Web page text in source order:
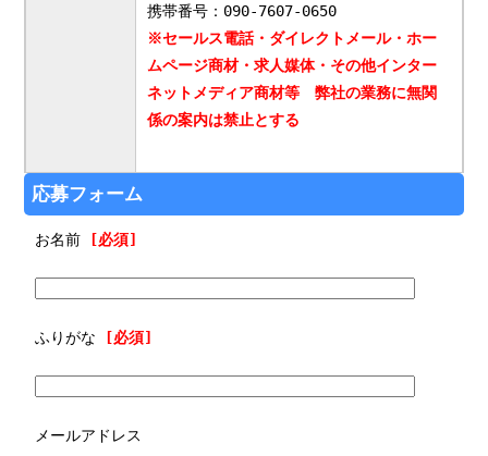
携帯番号：090-7607-0650
※セールス電話・ダイレクトメール・ホー
ムページ商材・求人媒体・その他インター
ネットメディア商材等 弊社の業務に無関
係の案内は禁止とする
応募フォーム
お名前 [必須]
ふりがな [必須]
メールアドレス